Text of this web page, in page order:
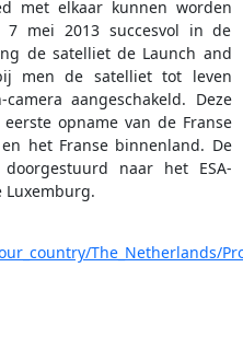
met elkaar kunnen worden
7 mei 2013 succesvol in de
de satelliet de Launch and
men de satelliet tot leven
aangeschakeld. Deze
opname van de Franse
het Franse binnenland. De
naar het ESA-
Luxemburg.
The_Netherlands/